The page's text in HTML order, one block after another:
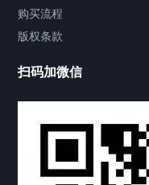
视频中心
热门标签 TAG
机构链接
购买流程
版权条款
扫码加微信